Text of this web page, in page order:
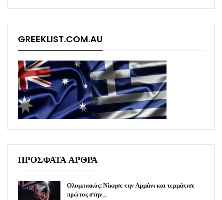
GREEKLIST.COM.AU
ΠΡΟΣΦΑΤΑ ΑΡΘΡΑ
Ολυμπιακός: Νίκησε την Αρμάνι και τερμάτισε
πρώτος στην…